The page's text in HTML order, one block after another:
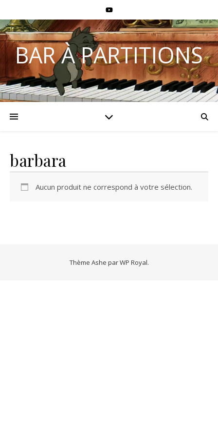
BAR À PARTITIONS
barbara
Aucun produit ne correspond à votre sélection.
Thème Ashe parWP Royal.